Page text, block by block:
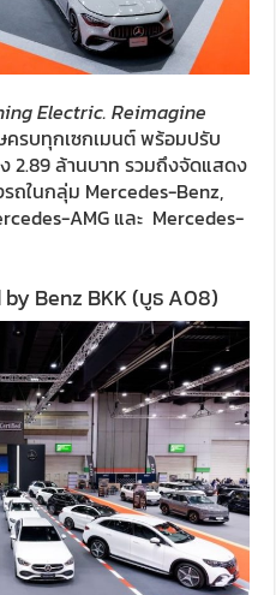
Electric. Reimagine
รบทุกเซกเมนต์ พร้อมปรับ
2.89 ล้านบาท รวมถึงจัดแสดง
ถในกลุ่ม Mercedes-Benz,
AMG และ Mercedes-
Benz BKK (บูธ A08)